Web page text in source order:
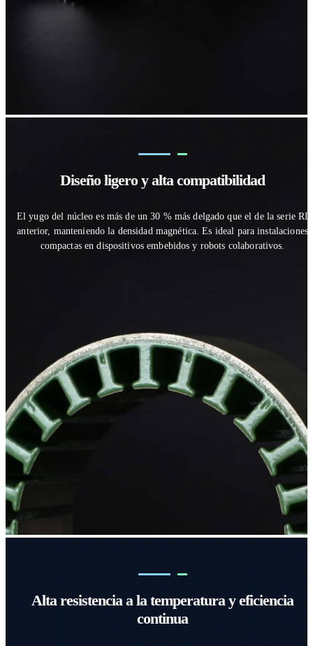
Diseño ligero y alta compatibilidad
El yugo del núcleo es más de un 30 % más delgado que el de la serie RI
anterior, manteniendo la densidad magnética. Es ideal para instalaciones
compactas en dispositivos embebidos y robots colaborativos.
Alta resistencia a la temperatura y eficiencia
continua